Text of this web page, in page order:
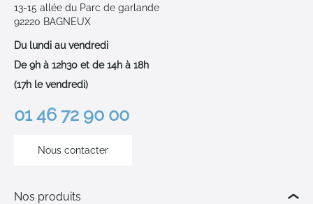
13-15 allée du Parc de garlande
92220 BAGNEUX
Du lundi au vendredi
De 9h à 12h30 et de 14h à 18h
(17h le vendredi)
01 46 72 90 00
Nous contacter
Nos produits